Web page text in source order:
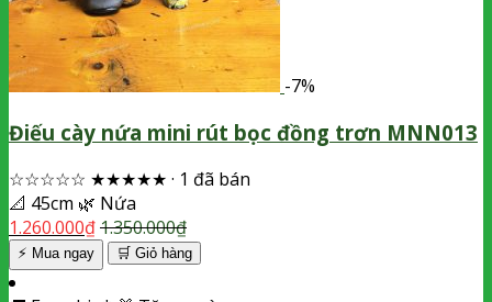
-7%
Điếu cày nứa mini rút bọc đồng trơn MNN013
☆☆☆☆☆ ★★★★★ · 1 đã bán
📐 45cm 🌿 Nứa
1.260.000₫1.350.000₫
⚡ Mua ngay 🛒 Giỏ hàng